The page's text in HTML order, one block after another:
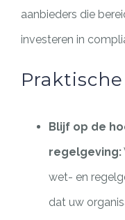
aanbieders die
investeren in
Blijf op de
regelgeving:
wet- en
dat uw